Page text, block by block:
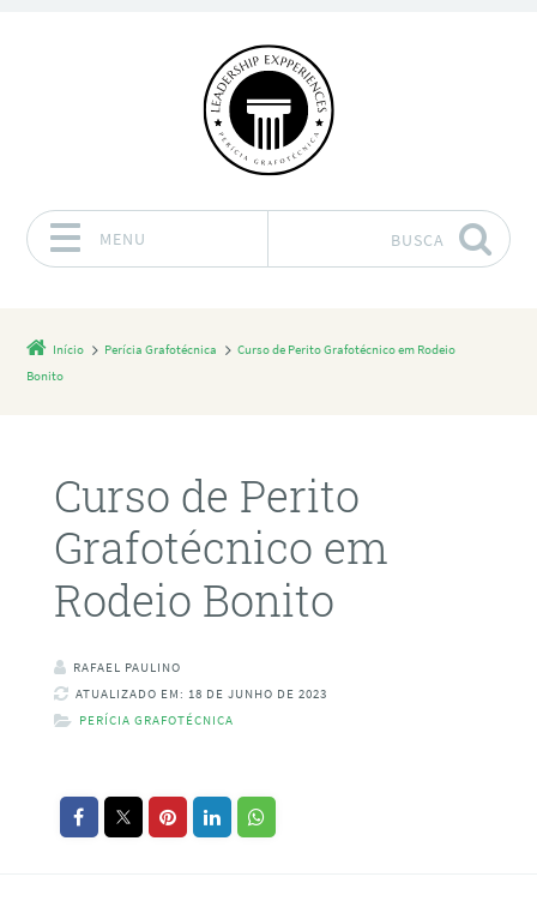
MENU BUSCA
Início Perícia Grafotécnica
Curso de Perito Grafotécnico em Rodeio
Bonito
Curso de Perito
Grafotécnico em
Rodeio Bonito
RAFAEL PAULINO
ATUALIZADO EM: 18 DE JUNHO DE 2023
PERÍCIA GRAFOTÉCNICA